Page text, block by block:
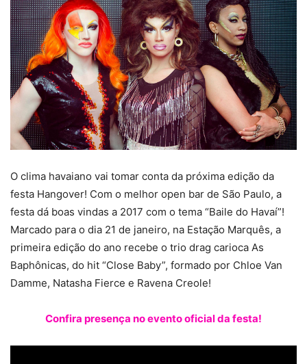
O clima havaiano vai tomar conta da próxima edição da
festa Hangover! Com o melhor open bar de São Paulo, a
festa dá boas vindas a 2017 com o tema “Baile do Havaí”!
Marcado para o dia 21 de janeiro, na Estação Marquês, a
primeira edição do ano recebe o trio drag carioca As
Baphônicas, do hit “Close Baby”, formado por Chloe Van
Damme, Natasha Fierce e Ravena Creole!
Confira presença no evento oficial da festa!